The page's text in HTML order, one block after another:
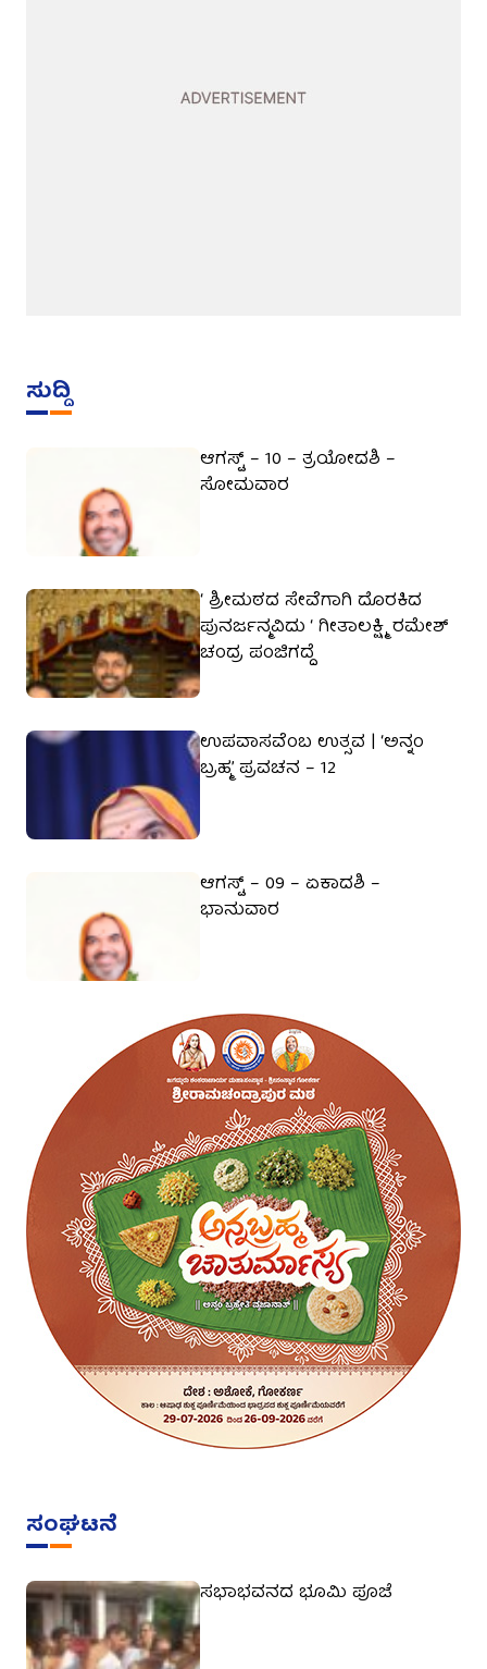
ಸುದ್ದಿ
ಆಗಸ್ಟ್ – 10 – ತ್ರಯೋದಶಿ –
ಸೋಮವಾರ
‘ ಶ್ರೀಮಠದ ಸೇವೆಗಾಗಿ ದೊರಕಿದ
ಪುನರ್ಜನ್ಮವಿದು ‘ ಗೀತಾಲಕ್ಷ್ಮಿ ರಮೇಶ್
ಚಂದ್ರ ಪಂಜಿಗದ್ದೆ
ಉಪವಾಸವೆಂಬ ಉತ್ಸವ | ‘ಅನ್ನಂ
ಬ್ರಹ್ಮ’ ಪ್ರವಚನ – 12
ಆಗಸ್ಟ್ – 09 – ಏಕಾದಶಿ –
ಭಾನುವಾರ
ಸಂಘಟನೆ
ಸಭಾಭವನದ ಭೂಮಿ ಪೂಜೆ